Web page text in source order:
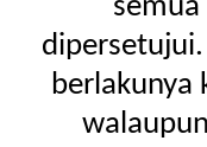
semua
berlakunya